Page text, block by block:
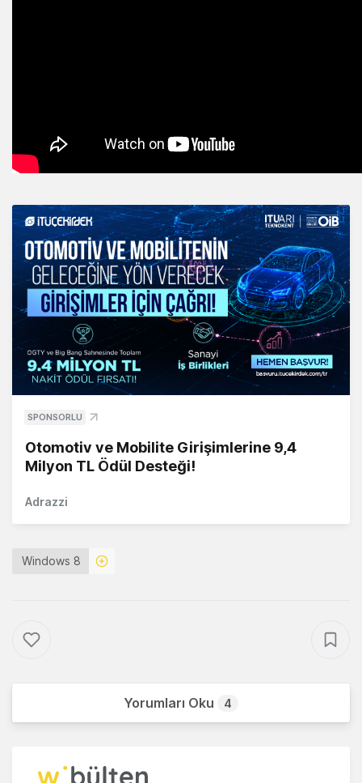
SPONSORLU
Otomotiv ve Mobilite Girişimlerine 9,4
Milyon TL Ödül Desteği!
Adrazzi
Windows 8
Yorumları Oku 4